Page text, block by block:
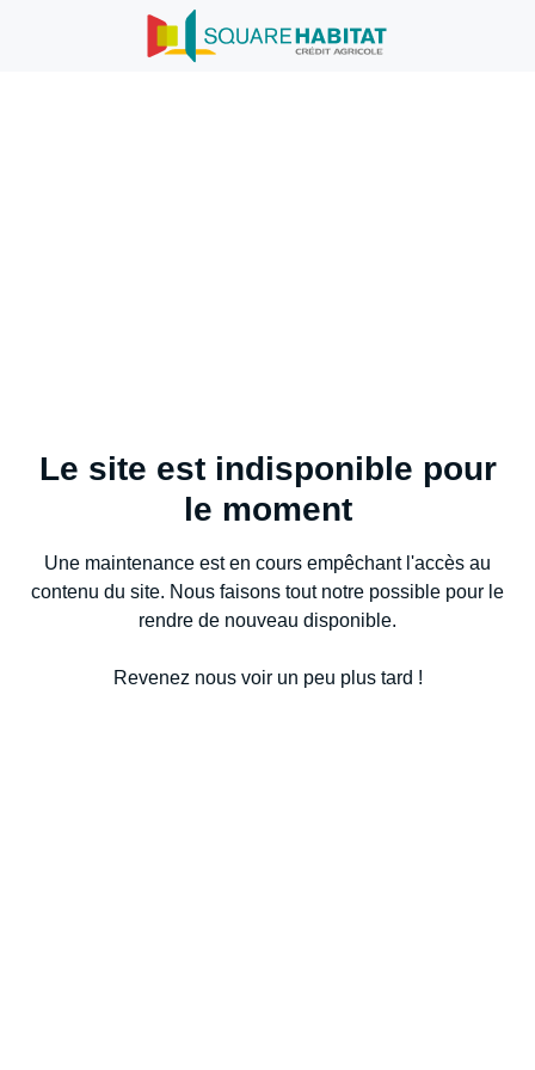
Le site est indisponible pour
le moment
Une maintenance est en cours empêchant l'accès au
contenu du site. Nous faisons tout notre possible pour le
rendre de nouveau disponible.
Revenez nous voir un peu plus tard !